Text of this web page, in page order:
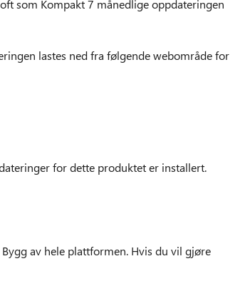
som Kompakt 7 månedlige oppdateringen
lastes ned fra følgende webområde for
for dette produktet er installert.
av hele plattformen. Hvis du vil gjøre